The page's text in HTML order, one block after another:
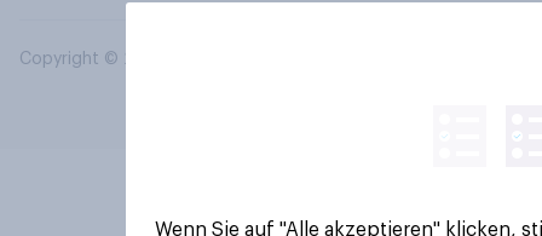
Copyright © 2026 YouGov PLC. Alle Rechte vorbehalten.
Wenn Sie auf "Alle akzeptieren" klicken,